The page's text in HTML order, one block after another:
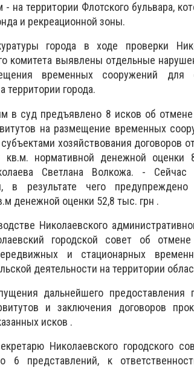
- на территории Флотского бульвара,
и рекреационной зоны.
города в ходе проверки
комитета выявлены отдельные
временных сооружений для
территории города.
в суд предъявлено 8 исков об
на размещение временных
хозяйствования договоров
кв.м. нормативной денежной оценки
Светлана Волкожа. -
в результате чего
денежной оценки 52,8 тыс. грн .
Николаевского
городской совет об
и стационарных
деятельности на территории
дальнейшего предоставления
и заключения договоров
исков .
Николаевского городского
6 представлений, к